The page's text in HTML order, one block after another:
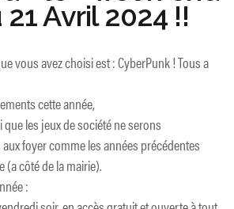
Avril 2024 !!
vous avez choisi est : CyberPunk ! Tous a
cette année,
que les jeux de société ne serons
foyer comme les années précédentes
(a côté de la mairie).
: